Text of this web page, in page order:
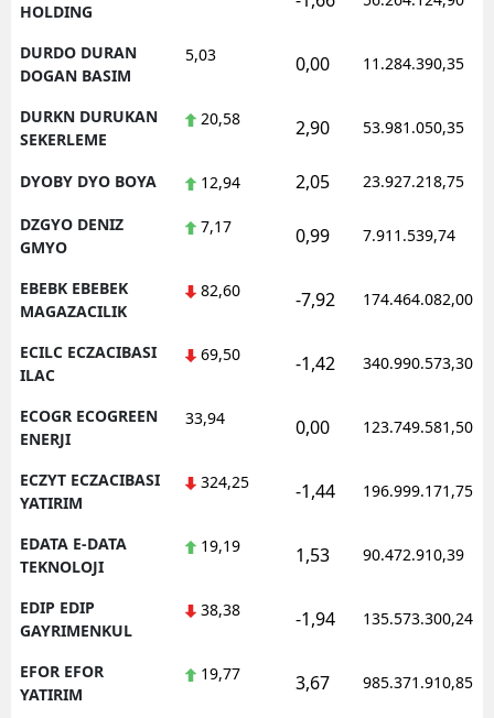
HOLDING
DURDO DURAN
DOGAN BASIM
5,03 0,00 11.284.390,35
DURKN DURUKAN
SEKERLEME
20,58 2,90 53.981.050,35
DYOBY DYO BOYA 12,94 2,05 23.927.218,75
DZGYO DENIZ
GMYO
7,17 0,99 7.911.539,74
EBEBK EBEBEK
MAGAZACILIK
82,60 -7,92 174.464.082,00
ECILC ECZACIBASI
ILAC
69,50 -1,42 340.990.573,30
ECOGR ECOGREEN
ENERJI
33,94 0,00 123.749.581,50
ECZYT ECZACIBASI
YATIRIM
324,25 -1,44 196.999.171,75
EDATA E-DATA
TEKNOLOJI
19,19 1,53 90.472.910,39
EDIP EDIP
GAYRIMENKUL
38,38 -1,94 135.573.300,24
EFOR EFOR
YATIRIM
19,77 3,67 985.371.910,85